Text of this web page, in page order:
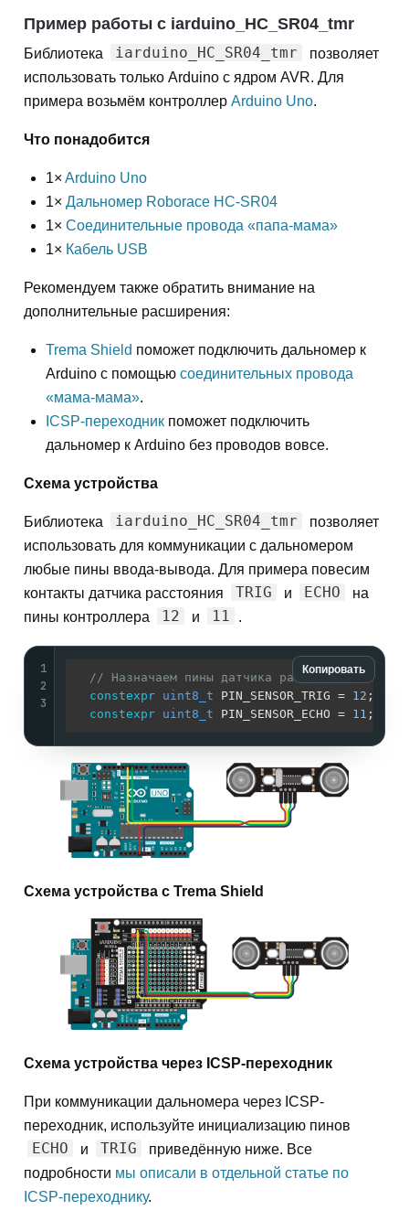
Пример работы с iarduino_HC_SR04_tmr
Библиотека iarduino_HC_SR04_tmr
позволяет
использовать только Arduino с ядром AVR. Для
примера возьмём контроллер Arduino Uno.
Что понадобится
1× Arduino Uno
1× Дальномер Roborace HC-SR04
1× Соединительные провода «папа-мама»
1× Кабель USB
Рекомендуем также обратить внимание на
дополнительные расширения:
Trema Shield поможет подключить дальномер к
Arduino с помощью соединительных провода
«мама-мама».
ICSP-переходник поможет подключить
дальномер к Arduino без проводов вовсе.
Схема устройства
Библиотека iarduino_HC_SR04_tmr
позволяет
использовать для коммуникации с дальномером
любые пины ввода-вывода. Для примера повесим
контакты датчика расстояния
TRIG и ECHO
на
пины контроллера
12 и 11 .
Копировать
1
2
3
// Назначаем пины датчика расстояния
constexpr uint8_t PIN_SENSOR_TRIG = 12 ;
constexpr uint8_t PIN_SENSOR_ECHO = 11
Схема устройства с Trema Shield
Схема устройства через ICSP-переходник
При коммуникации дальномера через ICSP-
переходник, используйте инициализацию пинов
ECHO и TRIG
приведённую ниже. Все
подробности мы описали в отдельной статье по
ICSP-переходнику.